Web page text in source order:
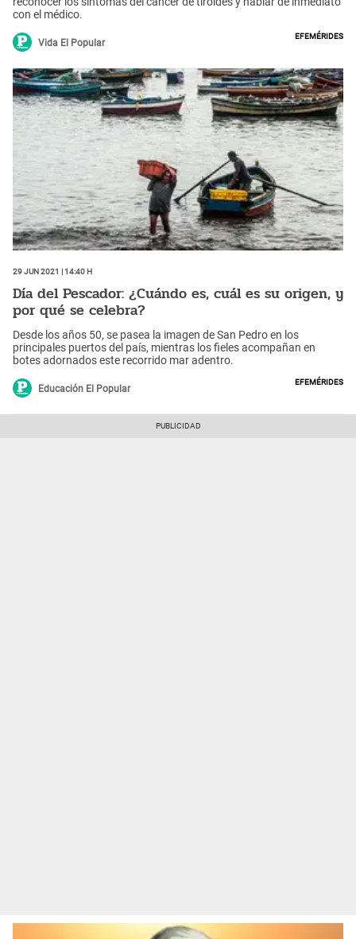
con el médico.
Vida El Popular
Efemérides
29 Jun 2021 | 14:40 h
Día del Pescador: ¿Cuándo es, cuál es su origen, y
por qué se celebra?
Desde los años 50, se pasea la imagen de San Pedro en los
principales puertos del país, mientras los fieles acompañan en
botes adornados este recorrido mar adentro.
Educación El Popular
Efemérides